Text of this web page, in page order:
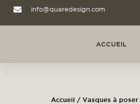
info@quaredesign.com
ACCUEIL
Accueil / Vasques à poser